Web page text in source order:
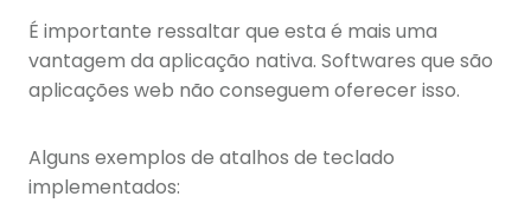
É importante ressaltar que esta é mais uma
vantagem da aplicação nativa. Softwares que são
aplicações web não conseguem oferecer isso.
Alguns exemplos de atalhos de teclado
implementados: